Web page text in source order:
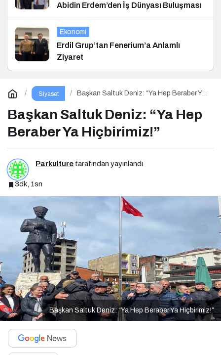
Abidin Erdem’den İş Dünyası Buluşması
Ekonomi
Erdil Grup’tan Fenerium’a Anlamlı
Ziyaret
Siyaset
Başkan Saltuk Deniz: “Ya Hep Beraber Ya
Başkan Saltuk Deniz: “Ya Hep
Beraber Ya Hiçbirimiz!”
Parkulture tarafından yayınlandı
3dk, 1sn
Başkan Saltuk Deniz: “Ya Hep Beraber Ya Hiçbirimiz!”